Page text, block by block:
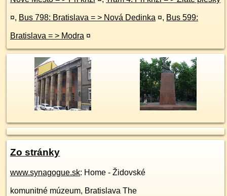
¤, Bus 798: Bratislava = > Nová Dedinka ¤, Bus 599:
Bratislava = > Modra ¤
Zo stránky
www.synagogue.sk: Home - Židovské
komunitné múzeum, Bratislava The